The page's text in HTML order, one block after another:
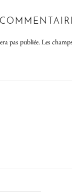
pas publiée. Les